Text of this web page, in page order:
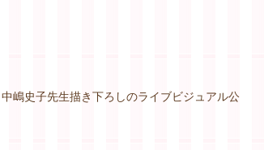
嶋史子先生描き下ろしのライブビジュアル公